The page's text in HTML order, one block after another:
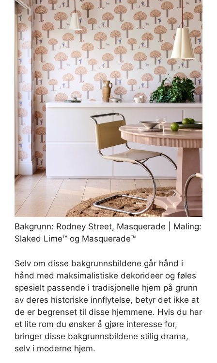
Bakgrunn: Rodney Street, Masquerade | Maling:
Slaked Lime™ og Masquerade™
Selv om disse bakgrunnsbildene går hånd i
hånd med maksimalistiske dekorideer og føles
spesielt passende i tradisjonelle hjem på grunn
av deres historiske innflytelse, betyr det ikke at
de er begrenset til disse hjemmene. Hvis du har
et lite rom du ønsker å gjøre interesse for,
bringer disse bakgrunnsbildene stilig drama,
selv i moderne hjem.